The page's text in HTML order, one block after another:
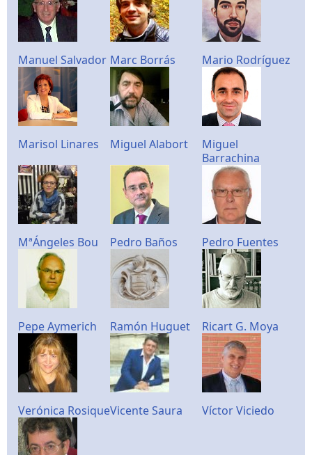
Manuel Salvador Marc Borrás Mario Rodríguez
Marisol Linares Miguel Alabort
Miguel
Barrachina
MªÁngeles Bou Pedro Baños Pedro Fuentes
Pepe Aymerich Ramón Huguet Ricart G. Moya
Verónica RosiqueVicente Saura Víctor Viciedo